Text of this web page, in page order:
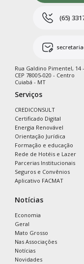
(65)
Rua Galdino Pimentel, 14
CEP 78005-020 - Centro
Cuiabá - MT
Serviços
CREDICONSULT
Certificado Digital
Energia Renovável
Orientação Jurídica
Formação e educação
Rede de Hotéis e Lazer
Parcerias Institucionais
Seguros e Convênios
Aplicativo FACMAT
Notícias
Economia
Geral
Mato Grosso
Nas Associações
Notícias
Novidades